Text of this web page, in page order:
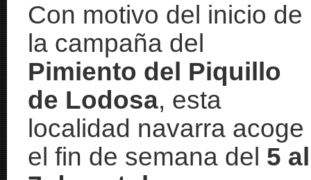
Con motivo del inicio de
la campaña del
Pimiento del Piquillo
de Lodosa, esta
localidad navarra acoge
el fin de semana del 5 al